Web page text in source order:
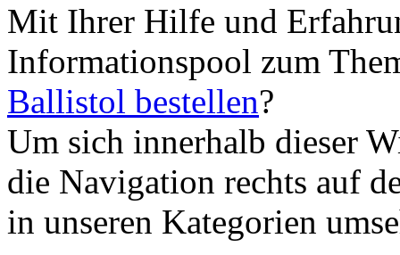
Mit Ihrer Hilfe und
Informationspool zum
Ballistol bestellen?
Um sich innerhalb dieser
die Navigation rechts auf
in unseren Kategorien